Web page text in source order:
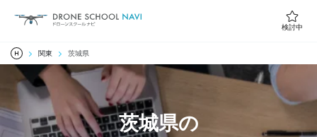
検討中
関東 茨城県
茨城県の